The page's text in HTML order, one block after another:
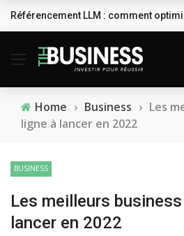
BREAKING NEWS
Référencement LLM : comment
Home › Business › Les
ligne à lancer en 2022
BUSINESS
Les meilleurs
lancer en 2022